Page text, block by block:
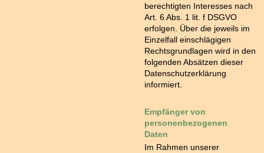
berechtigten Interesses nach
Art. 6 Abs. 1 lit. f DSGVO
erfolgen. Über die jeweils im
Einzelfall einschlägigen
Rechtsgrundlagen wird in den
folgenden Absätzen dieser
Datenschutzerklärung
informiert.
Empfänger von
personenbezogenen
Daten
Im Rahmen unserer